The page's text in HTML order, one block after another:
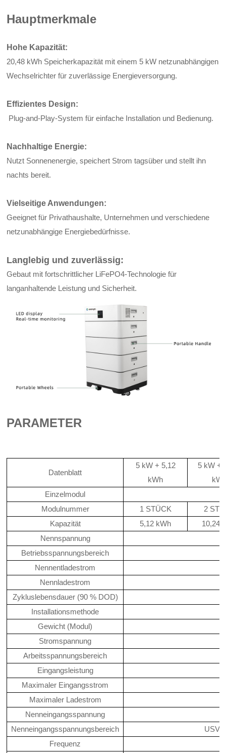
Hauptmerkmale
Hohe Kapazität:
20,48 kWh Speicherkapazität mit einem 5 kW netzunabhängigen
Wechselrichter für zuverlässige Energieversorgung.
Effizientes Design:
Plug-and-Play-System für einfache Installation und Bedienung.
Nachhaltige Energie:
Nutzt Sonnenenergie, speichert Strom tagsüber und stellt ihn
nachts bereit.
Vielseitige Anwendungen:
Geeignet für Privathaushalte, Unternehmen und verschiedene
netzunabhängige Energiebedürfnisse.
Langlebig und zuverlässig:
Gebaut mit fortschrittlicher LiFePO4-Technologie für
langanhaltende Leistung und Sicherheit.
PARAMETER
Datenblatt
5 kW + 5,12
kWh
5 kW +
Einzelmodul
Modulnummer
1 STÜCK
2
Kapazität
5,12 kWh
10,24
Nennspannung
Betriebsspannungsbereich
Nennentladestrom
Nennladestrom
Zykluslebensdauer (90 % DOD)
Installationsmethode
Gewicht (Modul)
Stromspannung
Arbeitsspannungsbereich
Eingangsleistung
Maximaler Eingangsstrom
Maximaler Ladestrom
Nenneingangsspannung
Nenneingangsspannungsbereich
USV:
Frequenz